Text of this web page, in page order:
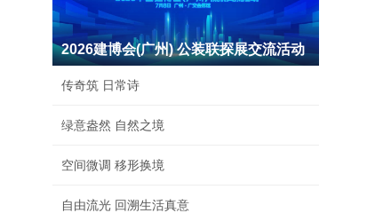
2026建博会(广州) 公装联探展交流活动
传奇筑 日常诗
绿意盎然 自然之境
空间微调 移形换境
自由流光 回溯生活真意